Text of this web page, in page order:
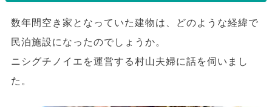
数年間空き家となっていた建物は、どのような経緯で
民泊施設になったのでしょうか。
ニシグチノイエを運営する村山夫婦に話を伺いまし
た。